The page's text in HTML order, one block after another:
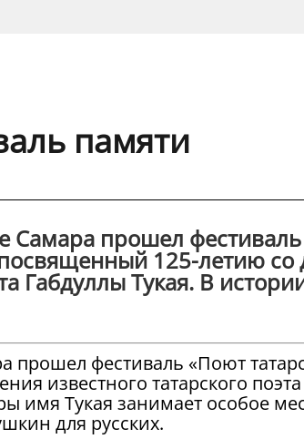
памяти
Самара прошел фестиваль
125-летию со
Габдуллы Тукая. В
прошел фестиваль «Поют
известного татарского поэта
имя Тукая занимает особое
для русских.